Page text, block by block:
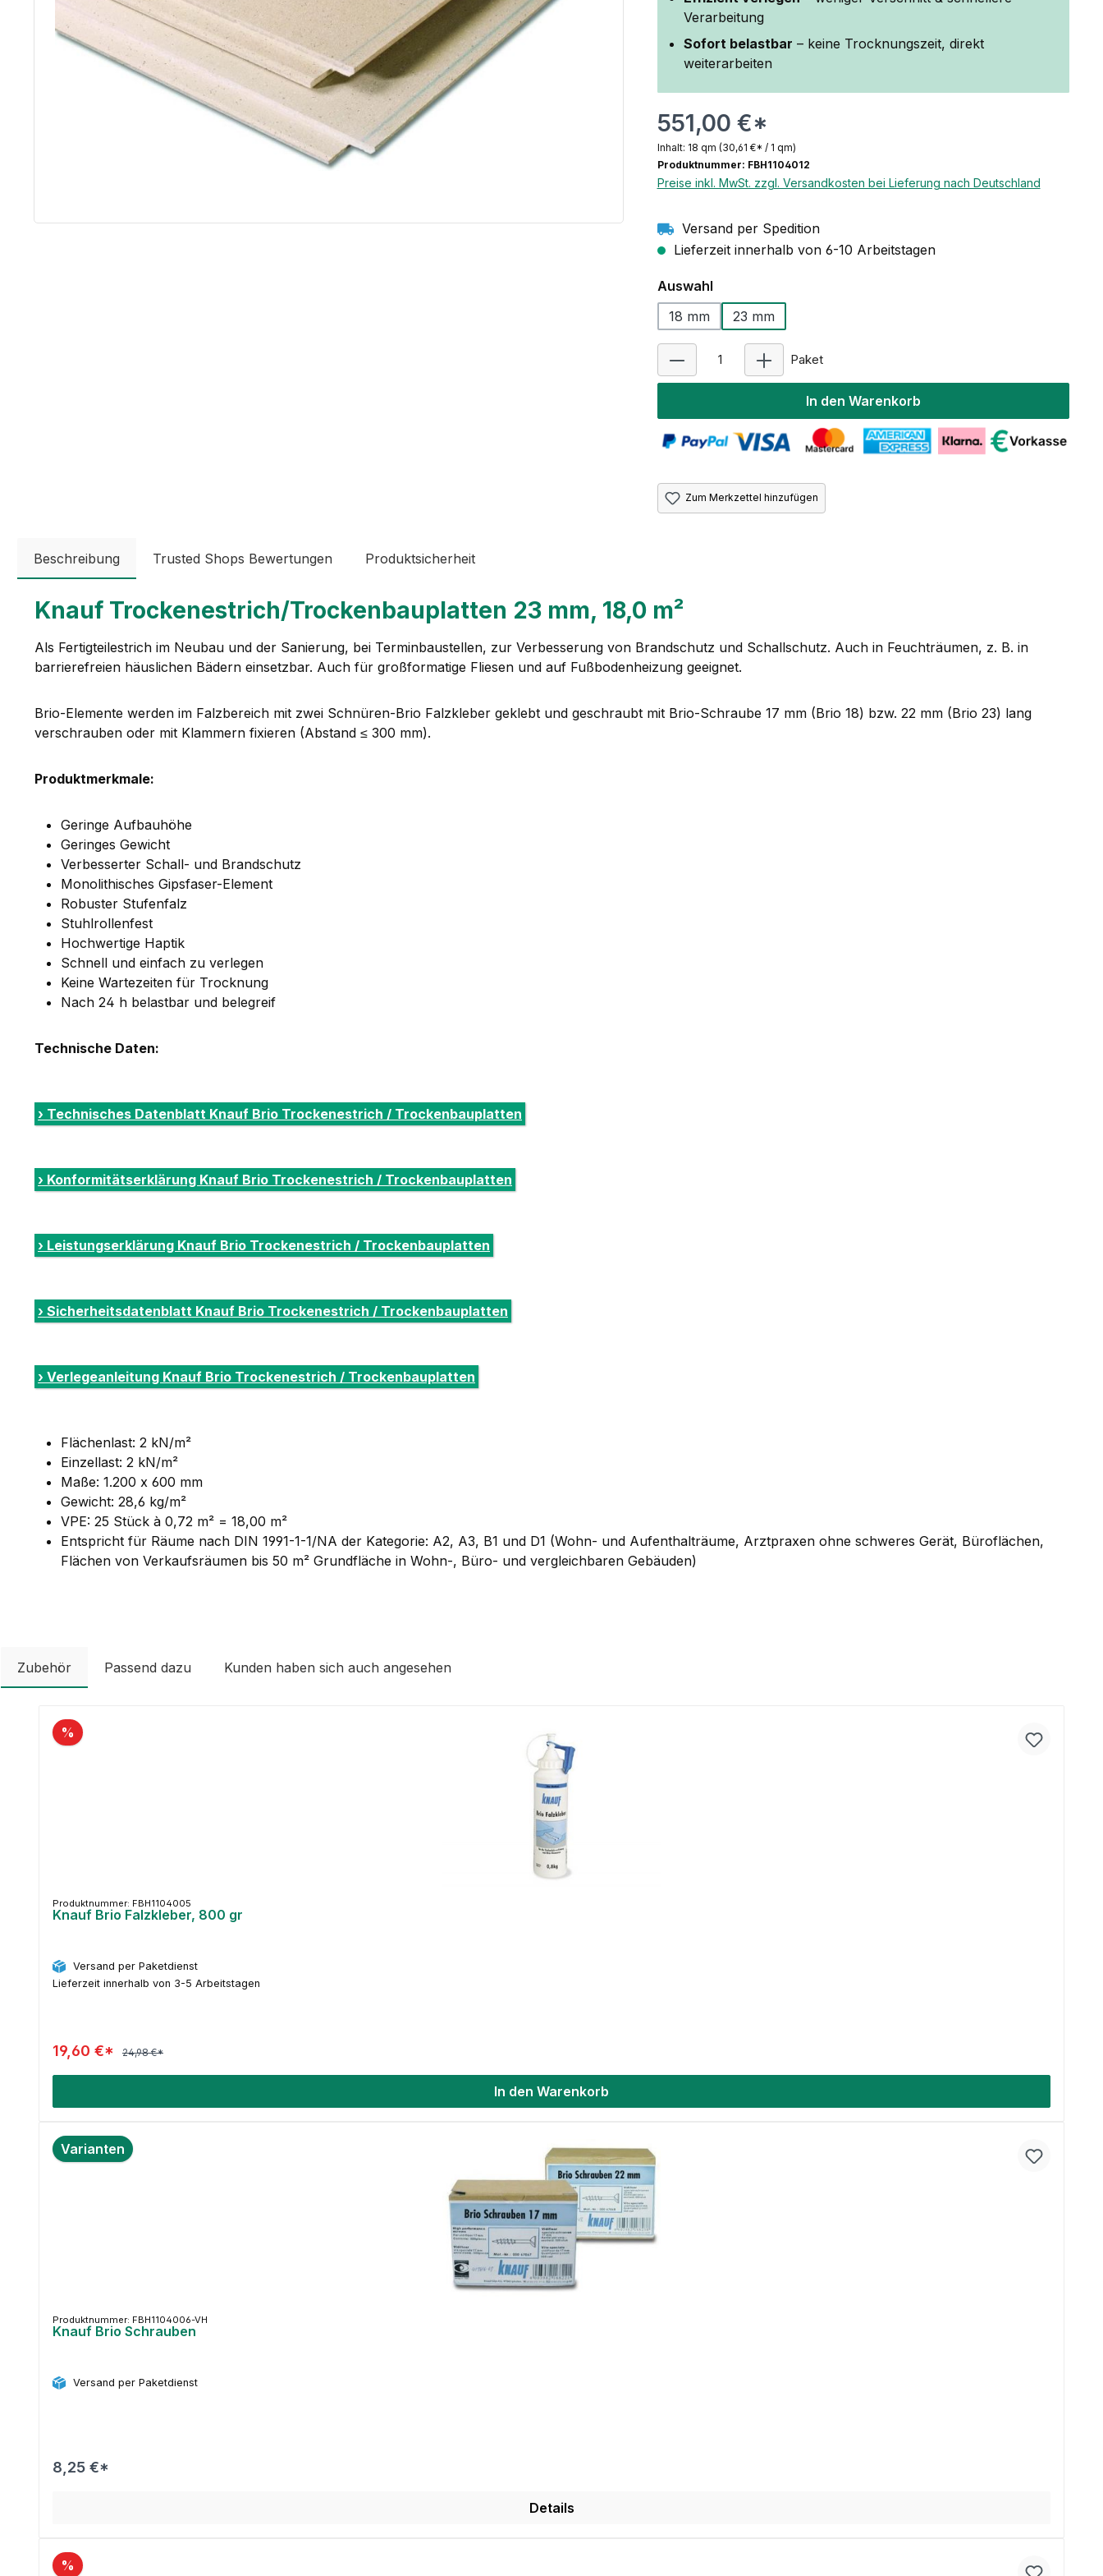
Verarbeitung
Sofort belastbar – keine Trocknungszeit, direkt
weiterarbeiten
551,00 €*
Inhalt: 18 qm (30,61 €* / 1 qm)
Produktnummer: FBH1104012
Preise inkl. MwSt. zzgl. Versandkosten bei Lieferung nach Deutschland
Versand per Spedition
Lieferzeit innerhalb von 6-10 Arbeitstagen
Auswahlauswählen
18 mm
23 mm
Paket
In den Warenkorb
Zum Merkzettel hinzufügen
Beschreibung Trusted Shops Bewertungen Produktsicherheit
Knauf Trockenestrich/Trockenbauplatten 23 mm, 18,0 m²
Als Fertigteilestrich im Neubau und der Sanierung, bei Terminbaustellen, zur Verbesserung von Brandschutz und Schallschutz. Auch in Feuchträumen, z. B. in
barrierefreien häuslichen Bädern einsetzbar. Auch für großformatige Fliesen und auf Fußbodenheizung geeignet.
Brio-Elemente werden im Falzbereich mit zwei Schnüren-Brio Falzkleber geklebt und geschraubt mit Brio-Schraube 17 mm (Brio 18) bzw. 22 mm (Brio 23) lang
verschrauben oder mit Klammern fixieren (Abstand ≤ 300 mm).
Produktmerkmale:
Geringe Aufbauhöhe
Geringes Gewicht
Verbesserter Schall- und Brandschutz
Monolithisches Gipsfaser-Element
Robuster Stufenfalz
Stuhlrollenfest
Hochwertige Haptik
Schnell und einfach zu verlegen
Keine Wartezeiten für Trocknung
Nach 24 h belastbar und belegreif
Technische Daten:
› Technisches Datenblatt Knauf Brio Trockenestrich / Trockenbauplatten
› Konformitätserklärung Knauf Brio Trockenestrich / Trockenbauplatten
› Leistungserklärung Knauf Brio Trockenestrich / Trockenbauplatten
› Sicherheitsdatenblatt Knauf Brio Trockenestrich / Trockenbauplatten
› Verlegeanleitung Knauf Brio Trockenestrich / Trockenbauplatten
Flächenlast: 2 kN/m²
Einzellast: 2 kN/m²
Maße: 1.200 x 600 mm
Gewicht: 28,6 kg/m²
VPE: 25 Stück à 0,72 m² = 18,00 m²
Entspricht für Räume nach DIN 1991-1-1/NA der Kategorie: A2, A3, B1 und D1 (Wohn- und Aufenthalträume, Arztpraxen ohne schweres Gerät, Büroflächen,
Flächen von Verkaufsräumen bis 50 m² Grundfläche in Wohn-, Büro- und vergleichbaren Gebäuden)
Zubehör Passend dazu Kunden haben sich auch angesehen
%
Produktnummer: FBH1104005
Knauf Brio Falzkleber, 800 gr
Versand per Paketdienst
Lieferzeit innerhalb von 3-5 Arbeitstagen
19,60 €* 24,98 €*
In den Warenkorb
Varianten
Produktnummer: FBH1104006-VH
Knauf Brio Schrauben
Versand per Paketdienst
8,25 €*
Details
%